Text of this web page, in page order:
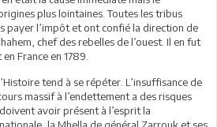
plus lointaines. Toutes les tribus
payer l’impôt et ont confié la direction de
chef des rebelles de l’ouest. Il en fut
France en 1789.
tend à se répéter. L’insuffisance de
massif à l’endettement a des risques
avoir présent à l’esprit la